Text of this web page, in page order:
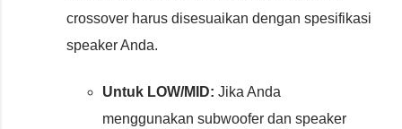
crossover harus disesuaikan dengan spesifikasi
speaker Anda.
Untuk LOW/MID: Jika Anda
menggunakan subwoofer dan speaker